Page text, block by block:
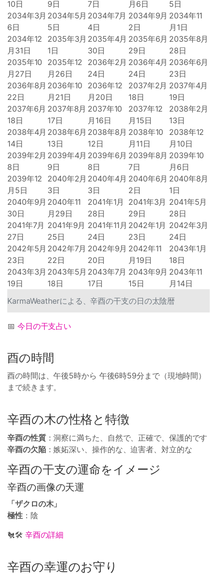
KarmaWeatherによる、辛酉の干支の日の太陰暦
10日 9日 7日 月6日
5日
2034年3月
6日
2034年5月
5日
2034年7月
4日
2034年9月
2日
2034年11
月1日
2034年12
月31日
2035年3月
1日
2035年4月
30日
2035年6月
29日
2035年8月
28日
2035年10
月27日
2035年12
月26日
2036年2月
24日
2036年4月
24日
2036年6月
23日
2036年8月
22日
2036年10
月21日
2036年12
月20日
2037年2月
18日
2037年4月
19日
2037年6月
18日
2037年8月
17日
2037年10
月16日
2037年12
月15日
2038年2月
13日
2038年4月
14日
2038年6月
13日
2038年8月
12日
2038年10
月11日
2038年12
月10日
2039年2月
8日
2039年4月
9日
2039年6月
8日
2039年8月
7日
2039年10
月6日
2039年12
月5日
2040年2月
3日
2040年4月
3日
2040年6月
2日
2040年8月
1日
2040年9月
30日
2040年11
月29日
2041年1月
28日
2041年3月
29日
2041年5月
28日
2041年7月
27日
2041年9月
25日
2041年11月
24日
2042年1月
23日
2042年3月
24日
2042年5月
23日
2042年7月
22日
2042年9月
20日
2042年11
月19日
2043年1月
18日
2043年3月
19日
2043年5月
18日
2043年7月
17日
2043年9月
15日
2043年11
月14日
📅 今日の干支占い
酉の時間
酉の時間は、午後5時から 午後6時59分まで（現地時間）
まで続きます。
辛酉の木の性格と特徴
辛酉の性質：洞察に満ちた、自然で、正確で、保護的です
辛酉の欠陥：嫉妬深い、操作的な、迫害者、対立的な
辛酉の干支の運命をイメージ
辛酉の画像の天運
「ザクロの木」
極性：陰
🐔🛠 辛酉の詳細
辛酉の幸運のお守り